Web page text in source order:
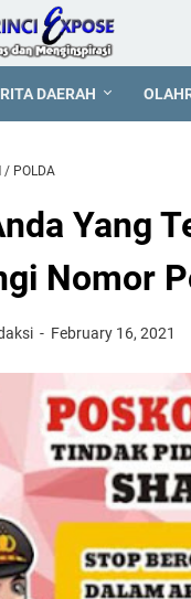
DAERAH
/ POLDA
Yang
Nomor
February 16, 2021